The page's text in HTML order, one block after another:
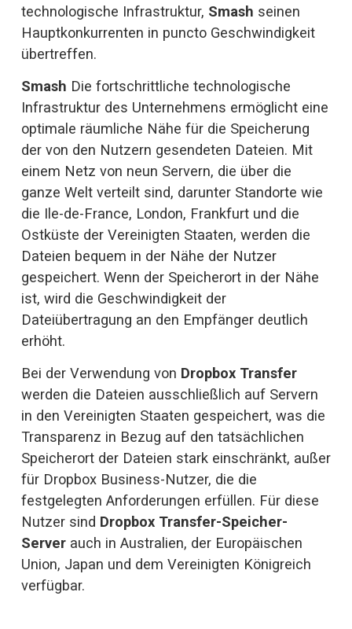
technologische Infrastruktur, Smash seinen
Hauptkonkurrenten in puncto Geschwindigkeit
übertreffen.
Smash Die fortschrittliche technologische
Infrastruktur des Unternehmens ermöglicht eine
optimale räumliche Nähe für die Speicherung
der von den Nutzern gesendeten Dateien. Mit
einem Netz von neun Servern, die über die
ganze Welt verteilt sind, darunter Standorte wie
die Ile-de-France, London, Frankfurt und die
Ostküste der Vereinigten Staaten, werden die
Dateien bequem in der Nähe der Nutzer
gespeichert. Wenn der Speicherort in der Nähe
ist, wird die Geschwindigkeit der
Dateiübertragung an den Empfänger deutlich
erhöht.
Bei der Verwendung von Dropbox Transfer
werden die Dateien ausschließlich auf Servern
in den Vereinigten Staaten gespeichert, was die
Transparenz in Bezug auf den tatsächlichen
Speicherort der Dateien stark einschränkt, außer
für Dropbox Business-Nutzer, die die
festgelegten Anforderungen erfüllen. Für diese
Nutzer sind Dropbox Transfer-Speicher-
Server auch in Australien, der Europäischen
Union, Japan und dem Vereinigten Königreich
verfügbar.